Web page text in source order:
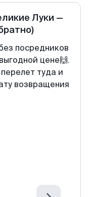
Луки —
посредников
цене🙌.
туда и
возвращения